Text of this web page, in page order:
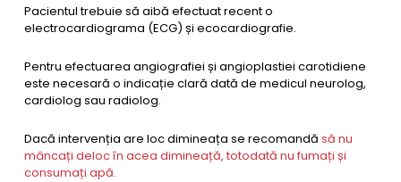
Pacientul trebuie să aibă efectuat recent o
electrocardiograma (ECG) și ecocardiografie.
Pentru efectuarea angiografiei și angioplastiei carotidiene
este necesară o indicație clară dată de medicul neurolog,
cardiolog sau radiolog.
Dacă intervenția are loc dimineața se recomandă să nu
mâncați deloc în acea dimineață, totodată nu fumați și
consumați apă.